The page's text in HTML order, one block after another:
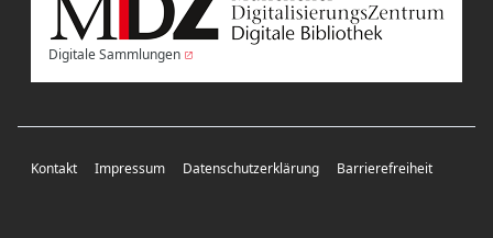
Digitale Sammlungen
Kontakt Impressum Datenschutzerklärung Barrierefreiheit